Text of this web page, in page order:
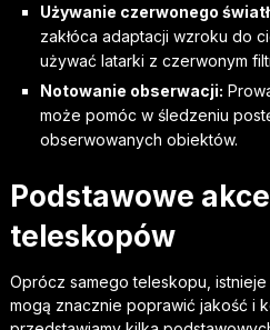
Używanie czerwonego
zakłóca adaptacji wzroku do
używać latarki z czerwonym
Notowanie obserwacji:
może pomóc w śledzeniu
obserwowanych obiektów.
Podstawowe
teleskopów
Oprócz samego teleskopu,
mogą znacznie poprawić jakość i